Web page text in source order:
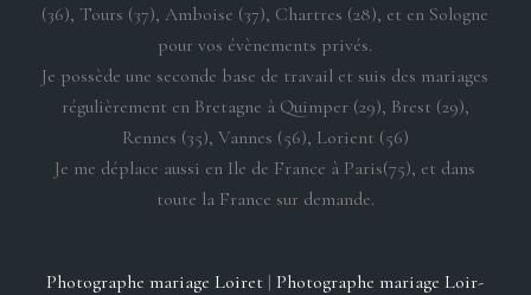
(36), Tours (37), Amboise (37), Chartres (28), et en Sologne
pour vos évènements privés.
Je possède une seconde base de travail et suis des mariages
régulièrement en Bretagne à Quimper (29), Brest (29),
Rennes (35), Vannes (56), Lorient (56)
Je me déplace aussi en Ile de France à Paris(75), et dans
toute la France sur demande.
Photographe mariage Loiret |Photographe mariage Loir-